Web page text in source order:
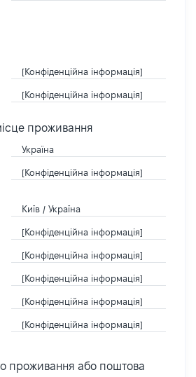
[Конфіденційна інформація]
[Конфіденційна інформація]
проживання
Україна
[Конфіденційна інформація]
Київ / Україна
[Конфіденційна інформація]
[Конфіденційна інформація]
[Конфіденційна інформація]
[Конфіденційна інформація]
[Конфіденційна інформація]
проживання або поштова